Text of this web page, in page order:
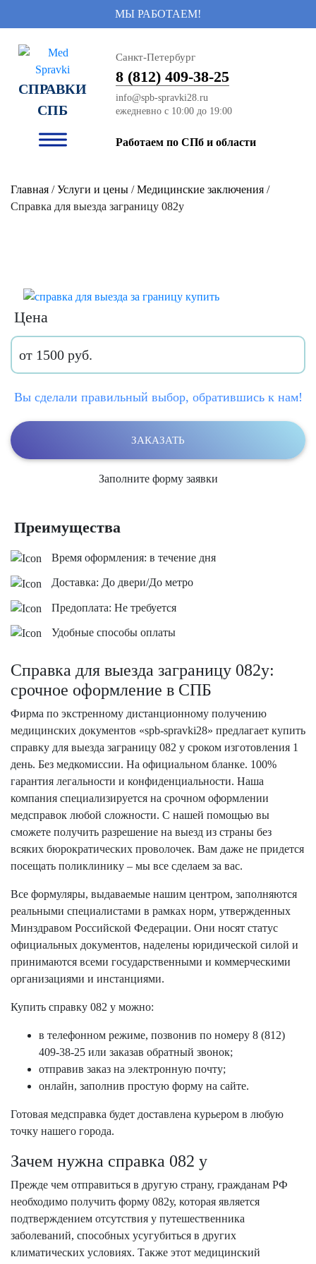
МЫ РАБОТАЕМ!
СПРАВКИ
СПБ
Санкт-Петербург
8 (812) 409-38-25
info@spb-spravki28.ru
Работаем по СПб и области
Главная /Услуги и цены /Медицинские заключения /
Справка для выезда заграницу 082у
Цена
от 1500 руб.
Вы сделали правильный выбор, обратившись к нам!
ЗАКАЗАТЬ
Заполните форму заявки
Преимущества
Время оформления: в течение дня
Доставка: До двери/До метро
Предоплата: Не требуется
Удобные способы оплаты
Справка для выезда заграницу 082у:
срочное оформление в СПБ
Фирма по экстренному дистанционному получению
медицинских документов «spb-spravki28» предлагает купить
справку для выезда заграницу 082 у сроком изготовления 1
день. Без медкомиссии. На официальном бланке. 100%
гарантия легальности и конфиденциальности. Наша
компания специализируется на срочном оформлении
медсправок любой сложности. С нашей помощью вы
сможете получить разрешение на выезд из страны без
всяких бюрократических проволочек. Вам даже не придется
посещать поликлинику – мы все сделаем за вас.
Все формуляры, выдаваемые нашим центром, заполняются
реальными специалистами в рамках норм, утвержденных
Минздравом Российской Федерации. Они носят статус
официальных документов, наделены юридической силой и
принимаются всеми государственными и коммерческими
организациями и инстанциями.
Купить справку 082 у можно:
в телефонном режиме, позвонив по номеру 8 (812)
409-38-25 или заказав обратный звонок;
отправив заказ на электронную почту;
онлайн, заполнив простую форму на сайте.
Готовая медсправка будет доставлена курьером в любую
точку нашего города.
Зачем нужна справка 082 у
Прежде чем отправиться в другую страну, гражданам РФ
необходимо получить форму 082у, которая является
подтверждением отсутствия у путешественника
заболеваний, способных усугубиться в других
климатических условиях. Также этот медицинский